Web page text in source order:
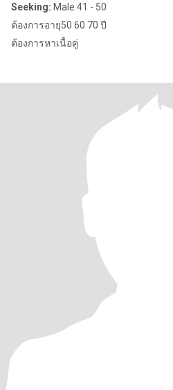
Seeking: Male 41 - 50
ต้องการอายุ50 60 70 ปี
ต้องการหาเนื้อคู่